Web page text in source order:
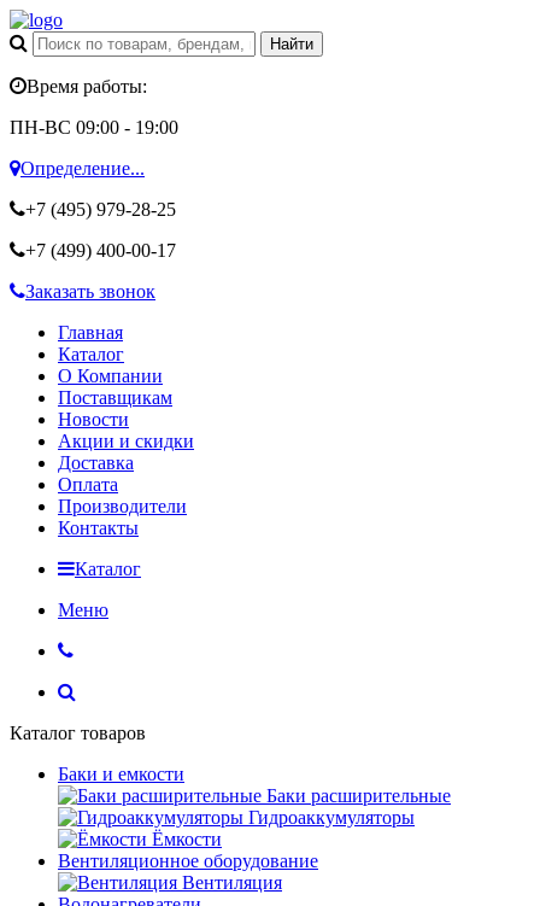
Время работы:
ПН-ВС 09:00 - 19:00
Определение...
+7 (495) 979-28-25
+7 (499) 400-00-17
Заказать звонок
Главная
Каталог
О Компании
Поставщикам
Новости
Акции и скидки
Доставка
Оплата
Производители
Контакты
Каталог
Меню
Каталог товаров
Баки и емкости
Баки расширительные
Гидроаккумуляторы
Ёмкости
Вентиляционное оборудование
Вентиляция